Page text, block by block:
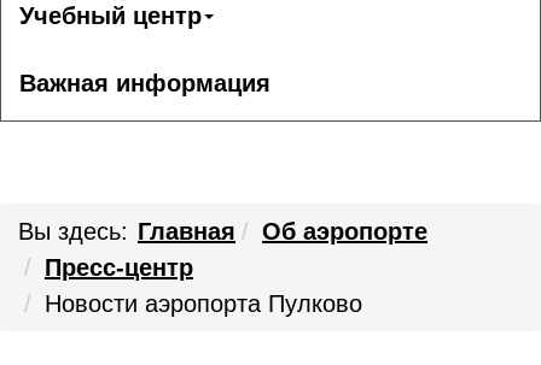
Учебный центр
Важная информация
Вы здесь: Главная
Об аэропорте
Пресс-центр
Новости аэропорта Пулково